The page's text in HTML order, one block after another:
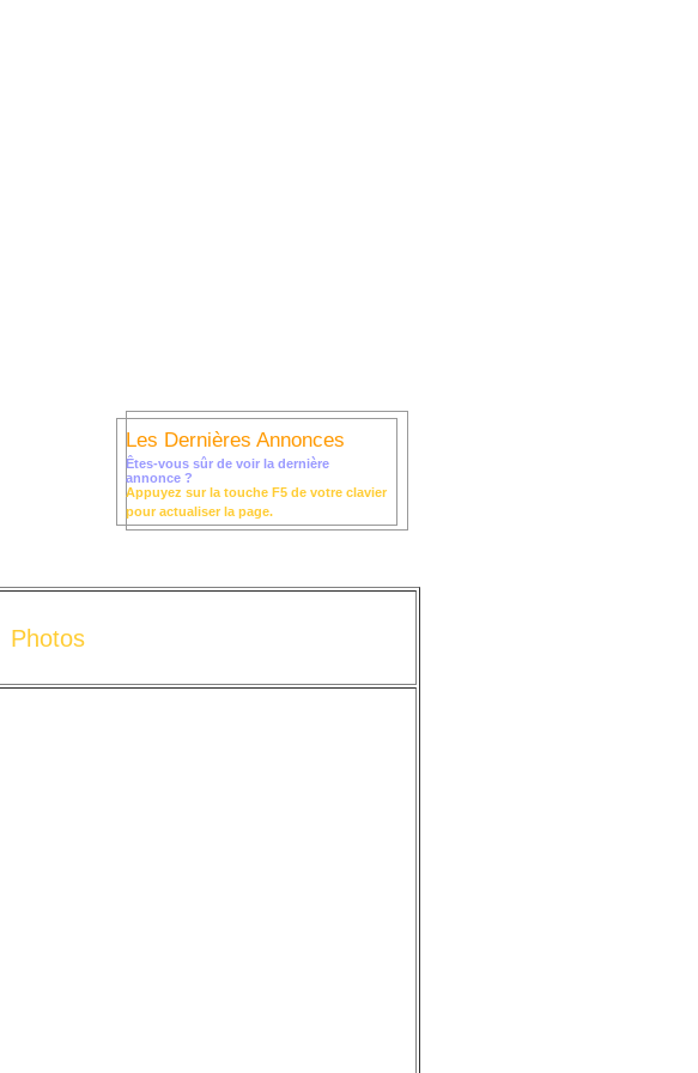
Les Dernières Annonces
Êtes-vous sûr de voir la dernière
annonce ?
Appuyez sur la touche F5 de votre clavier
pour actualiser la page.
Photos